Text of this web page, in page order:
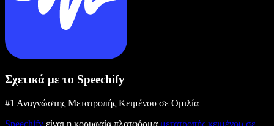
Σχετικά με το Speechify
#1 Αναγνώστης Μετατροπής Κειμένου σε Ομιλία